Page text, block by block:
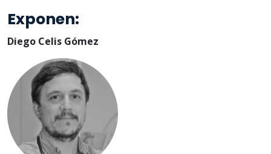
Exponen:
Diego Celis Gómez